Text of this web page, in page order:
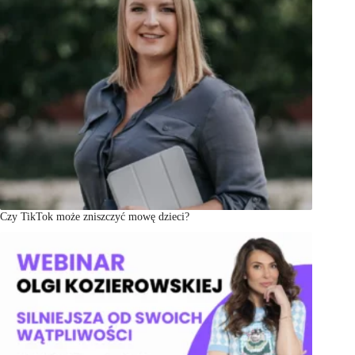
Czy TikTok może zniszczyć mowę dzieci?